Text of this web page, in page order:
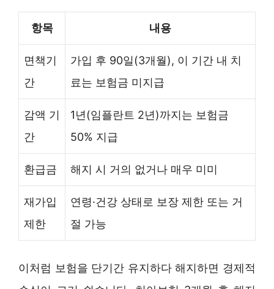
항목 내용
면책기
간
가입 후 90일(3개월), 이 기간 내 치
료는 보험금 미지급
감액 기
간
1년(임플란트 2년)까지는 보험금
50% 지급
환급금 해지 시 거의 없거나 매우 미미
재가입
제한
연령·건강 상태로 보장 제한 또는 거
절 가능
이처럼 보험을 단기간 유지하다 해지하면 경제적